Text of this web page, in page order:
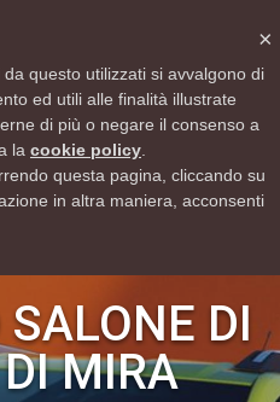
Sab 9:00 12:30 - 15:00 18:30
Chiuso
DI
MIRA
×
questo utilizzati si avvalgono di
ed utili alle finalità illustrate
di più o negare il consenso a
la cookie policy
questa pagina, cliccando su
in altra maniera, acconsenti